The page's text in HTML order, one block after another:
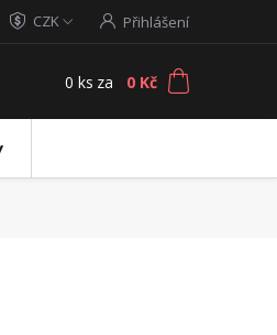
CZK Přihlášení
0 ks za 0 Kč